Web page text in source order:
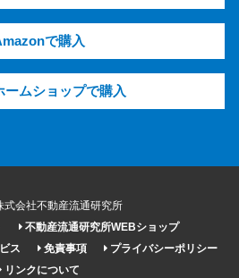
で購入
ームショップで購入
会社不動産流通研究所
不動産流通研究所WEBショップ
ス 免責事項
プライバシーポリシー
リンクについて